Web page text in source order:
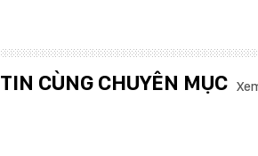
TIN CÙNG CHUYÊN MỤC